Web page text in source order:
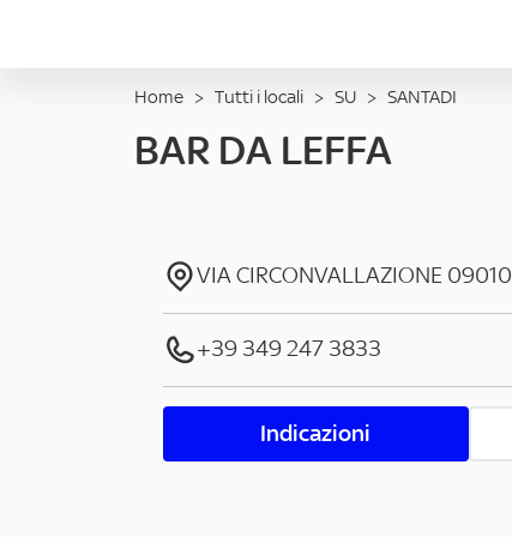
Home > Tutti i locali > SU > SANTADI
BAR DA LEFFA
VIA CIRCONVALLAZIONE 09010
+39 349 247 3833
Indicazioni